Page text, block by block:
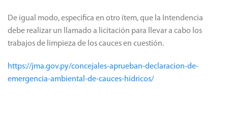
De igual modo, especifica en otro ítem, que la Intendencia
debe realizar un llamado a licitación para llevar a cabo los
trabajos de limpieza de los cauces en cuestión.
https://jma.gov.py/concejales-aprueban-declaracion-de-
emergencia-ambiental-de-cauces-hidricos/